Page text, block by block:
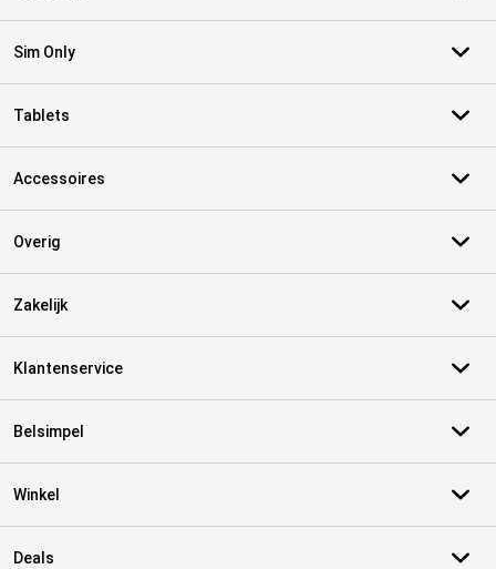
Sim Only
Tablets
Accessoires
Overig
Zakelijk
Klantenservice
Belsimpel
Winkel
Deals